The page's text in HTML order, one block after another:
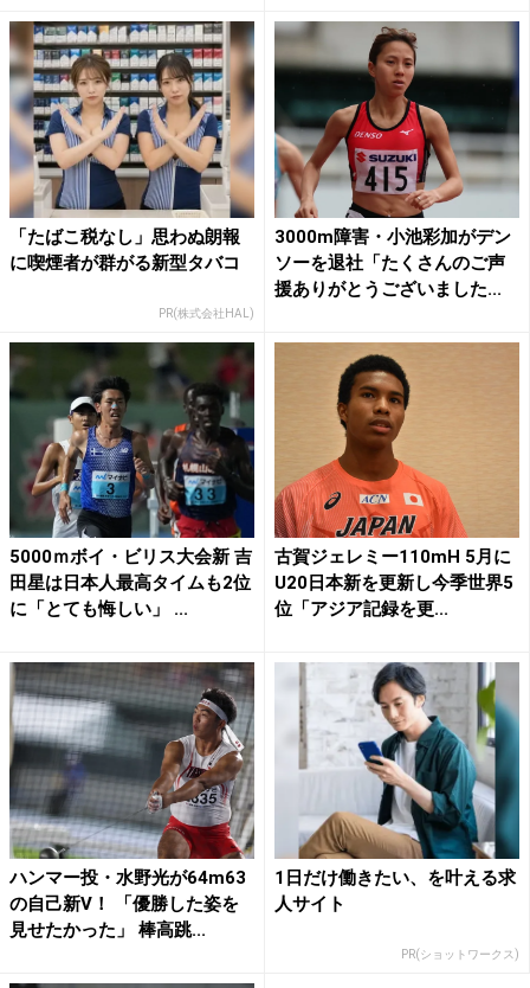
「たばこ税なし」思わぬ朗報
に喫煙者が群がる新型タバコ
PR(株式会社HAL)
3000m障害・小池彩加がデン
ソーを退社「たくさんのご声
援ありがとうございました...
5000ｍボイ・ビリス大会新 吉
田星は日本人最高タイムも2位
に「とても悔しい」 ...
古賀ジェレミー110mH 5月に
U20日本新を更新し今季世界5
位「アジア記録を更...
ハンマー投・水野光が64m63
の自己新V！ 「優勝した姿を
見せたかった」 棒高跳...
1日だけ働きたい、を叶える求
人サイト
PR(ショットワークス)